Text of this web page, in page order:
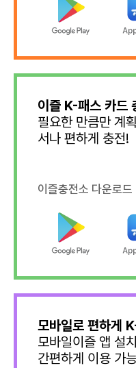
이즐 K-패스 카드
필요한 만큼만 계
서나 편하게 충전!
이즐충전소 다운로드
모바일로 편하게
모바일이즐 앱 설
간편하게 이용 가